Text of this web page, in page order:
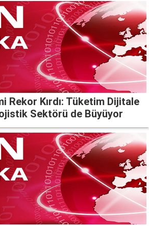
Rekor Kırdı: Tüketim Dijitale
Sektörü de Büyüyor